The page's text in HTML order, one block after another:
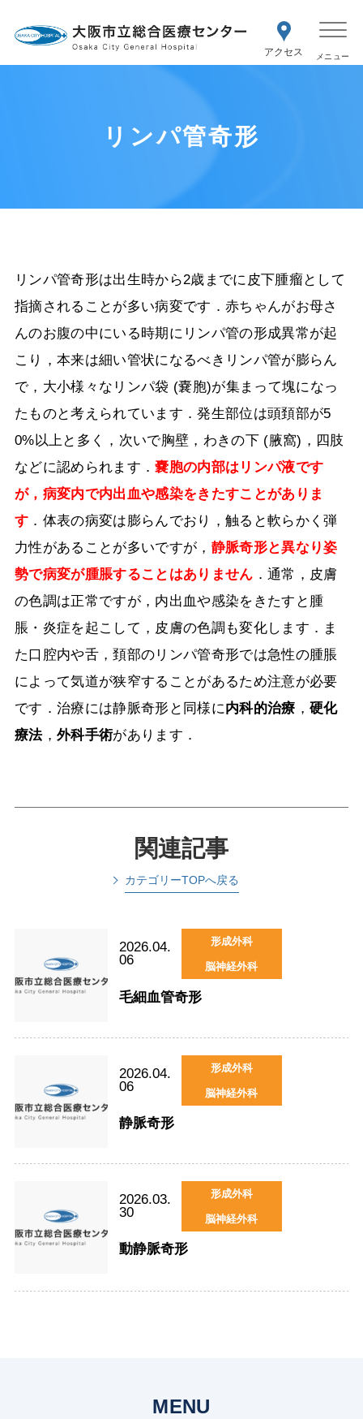
セス
リンパ管奇形
リンパ管奇形は出生時から2歳までに皮下腫瘤として
指摘されることが多い病変です．赤ちゃんがお母さ
んのお腹の中にいる時期にリンパ管の形成異常が起
こり，本来は細い管状になるべきリンパ管が膨らん
で，大小様々なリンパ袋 (嚢胞)が集まって塊になっ
たものと考えられています．発生部位は頭頚部が5
0%以上と多く，次いで胸壁，わきの下(腋窩) ，四肢
などに認められます．嚢胞の内部はリンパ液です
が，病変内で内出血や感染をきたすことがありま
す ．体表の病変は膨らんでおり，触ると軟らかく弾
力性があることが多いですが， 静脈奇形と異なり姿
勢で病変が腫脹することはありません ．通常，皮膚
の色調は正常ですが，内出血や感染をきたすと腫
脹・炎症を起こして，皮膚の色調も変化します．ま
た口腔内や舌，頚部のリンパ管奇形では急性の腫脹
によって気道が狭窄することがあるため注意が必要
です．治療には静脈奇形と同様に内科的治療 ， 硬化
療法， 外科手術があります．
関連記事
カテゴリーTOPへ戻る
形成外科
脳神経外科
2026.04.
06
毛細血管奇形
形成外科
脳神経外科
2026.04.
06
静脈奇形
形成外科
脳神経外科
2026.03.
30
動静脈奇形
紹介状をお持ちの方はこちら
再診の予約変更はこちら
MENU